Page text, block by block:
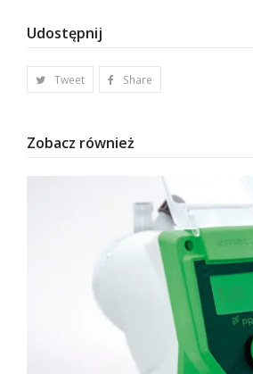
Udostępnij
Tweet Share
Zobacz również